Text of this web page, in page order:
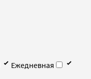
Ежедневная